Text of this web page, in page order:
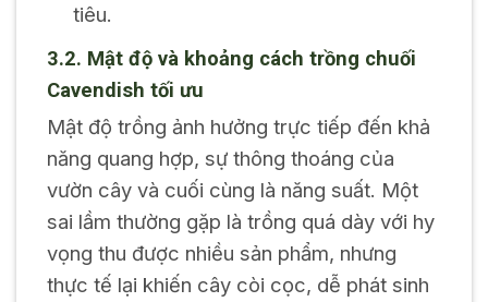
tiêu.
3.2. Mật độ và khoảng cách trồng chuối
Cavendish tối ưu
Mật độ trồng ảnh hưởng trực tiếp đến khả
năng quang hợp, sự thông thoáng của
vườn cây và cuối cùng là năng suất. Một
sai lầm thường gặp là trồng quá dày với hy
vọng thu được nhiều sản phẩm, nhưng
thực tế lại khiến cây còi cọc, dễ phát sinh